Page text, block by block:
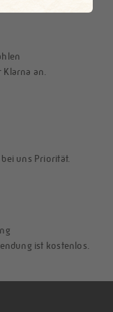
Klarna an.
uns Priorität.
ist kostenlos.